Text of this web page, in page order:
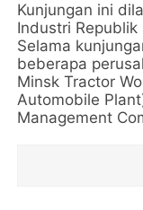
Kunjungan ini
Industri Republik
Selama
beberapa
Minsk Tractor
Automobile
Management